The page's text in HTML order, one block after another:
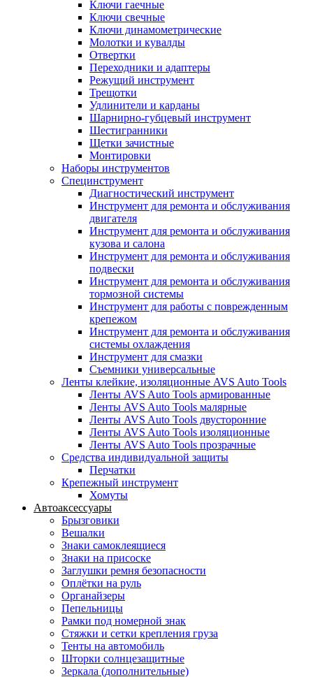
Ключи гаечные
Ключи свечные
Ключи динамометрические
Молотки и кувалды
Отвертки
Переходники и адаптеры
Режущий инструмент
Трещотки
Удлинители и карданы
Шарнирно-губцевый инструмент
Шестигранники
Щетки зачистные
Монтировки
Наборы инструментов
Специнструмент
Диагностический инструмент
Инструмент для ремонта и обслуживания
двигателя
Инструмент для ремонта и обслуживания
кузова и салона
Инструмент для ремонта и обслуживания
подвески
Инструмент для ремонта и обслуживания
тормозной системы
Инструмент для работы с поврежденным
крепежом
Инструмент для ремонта и обслуживания
системы охлаждения
Инструмент для смазки
Съемники универсальные
Ленты клейкие, изоляционные AVS Auto Tools
Ленты AVS Auto Tools армированные
Ленты AVS Auto Tools малярные
Ленты AVS Auto Tools двусторонние
Ленты AVS Auto Tools изоляционные
Ленты AVS Auto Tools прозрачные
Средства индивидуальной защиты
Перчатки
Крепежный инструмент
Хомуты
Автоаксессуары
Брызговики
Вешалки
Знаки самоклеящиеся
Знаки на присоске
Заглушки ремня безопасности
Оплётки на руль
Органайзеры
Пепельницы
Рамки под номерной знак
Стяжки и сетки крепления груза
Тенты на автомобиль
Шторки солнцезащитные
Зеркала (дополнительные)